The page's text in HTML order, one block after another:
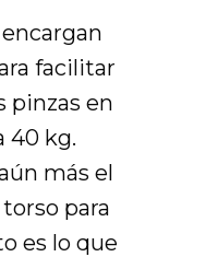
facilitar
pinzas en
40 kg.
más el
para
es lo que